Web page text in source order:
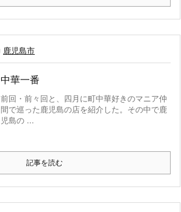
鹿児島市
中華一番
前回・前々回と、四月に町中華好きのマニア仲
間で巡った鹿児島の店を紹介した。その中で鹿
児島の ...
記事を読む